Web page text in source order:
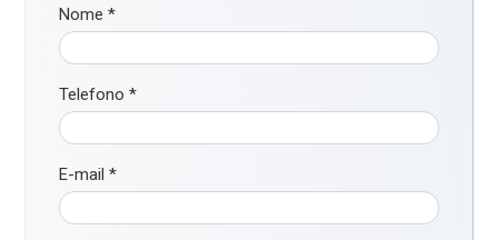
Nome*
Telefono*
E-mail*